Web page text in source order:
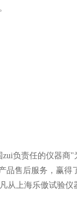
负责任的仪器商"
品售后服务，赢得
从上海乐傲试验仪